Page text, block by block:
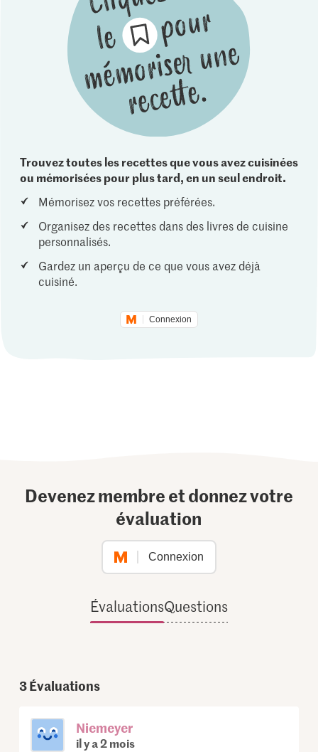
Trouvez toutes les recettes que vous avez cuisinées
ou mémorisées pour plus tard, en un seul endroit.
Mémorisez vos recettes préférées.
Organisez des recettes dans des livres de cuisine
personnalisés.
Gardez un aperçu de ce que vous avez déjà
cuisiné.
Connexion
Devenez membre et donnez votre
évaluation
Connexion
ÉvaluationsQuestions
3Évaluations
Niemeyer
il y a 2 mois